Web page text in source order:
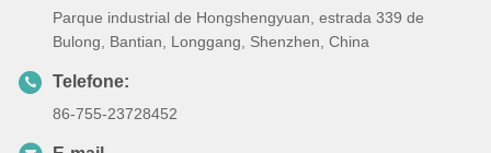
Parque industrial de Hongshengyuan, estrada 339 de
Bulong, Bantian, Longgang, Shenzhen, China
Telefone:
86-755-23728452